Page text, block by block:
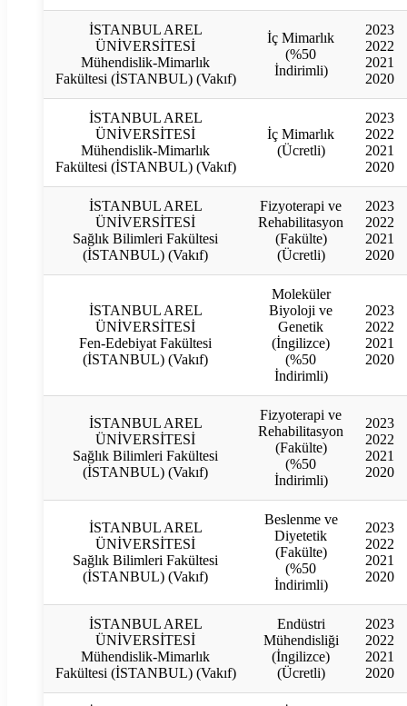
İSTANBUL AREL
ÜNİVERSİTESİ
Mühendislik-Mimarlık
Fakültesi (İSTANBUL) (Vakıf)
İç Mimarlık
(%50
İndirimli)
2023
2022
2021
2020
İSTANBUL AREL
ÜNİVERSİTESİ
Mühendislik-Mimarlık
Fakültesi (İSTANBUL) (Vakıf)
İç Mimarlık
(Ücretli)
2023
2022
2021
2020
İSTANBUL AREL
ÜNİVERSİTESİ
Sağlık Bilimleri Fakültesi
(İSTANBUL) (Vakıf)
Fizyoterapi ve
Rehabilitasyon
(Fakülte)
(Ücretli)
2023
2022
2021
2020
İSTANBUL AREL
ÜNİVERSİTESİ
Fen-Edebiyat Fakültesi
(İSTANBUL) (Vakıf)
Moleküler
Biyoloji ve
Genetik
(İngilizce)
(%50
İndirimli)
2023
2022
2021
2020
İSTANBUL AREL
ÜNİVERSİTESİ
Sağlık Bilimleri Fakültesi
(İSTANBUL) (Vakıf)
Fizyoterapi ve
Rehabilitasyon
(Fakülte)
(%50
İndirimli)
2023
2022
2021
2020
İSTANBUL AREL
ÜNİVERSİTESİ
Sağlık Bilimleri Fakültesi
(İSTANBUL) (Vakıf)
Beslenme ve
Diyetetik
(Fakülte)
(%50
İndirimli)
2023
2022
2021
2020
İSTANBUL AREL
ÜNİVERSİTESİ
Mühendislik-Mimarlık
Fakültesi (İSTANBUL) (Vakıf)
Endüstri
Mühendisliği
(İngilizce)
(Ücretli)
2023
2022
2021
2020